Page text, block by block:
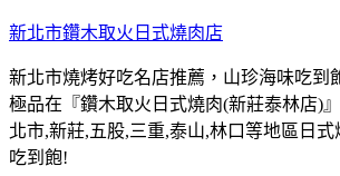
跳
主
要
內
容
新北市鑽木取火日式燒肉店
新北市燒烤好吃名店推薦，山珍海味吃到
極品在『鑽木取火日式燒肉(新莊泰林店)
北市,新莊,五股,三重,泰山,林口等地區日
吃到飽!